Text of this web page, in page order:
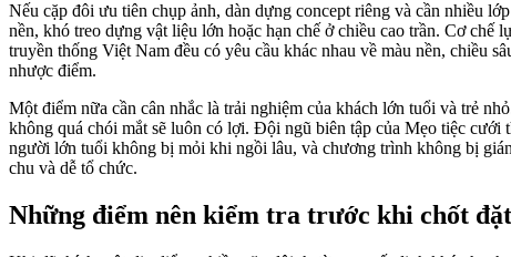
Nếu cặp đôi ưu tiên chụp ảnh, dàn dựng concept riêng và cần nhiều
nền, khó treo dựng vật liệu lớn hoặc hạn chế ở chiều cao trần. Cơ
truyền thống Việt Nam đều có yêu cầu khác nhau về màu nền, chiều
nhược điểm.
Một điểm nữa cần cân nhắc là trải nghiệm của khách lớn tuổi và trẻ
không quá chói mắt sẽ luôn có lợi. Đội ngũ biên tập của Mẹo tiệc
người lớn tuổi không bị mỏi khi ngồi lâu, và chương trình không bị
chu và dễ tổ chức.
Những điểm nên kiểm tra trước khi chốt